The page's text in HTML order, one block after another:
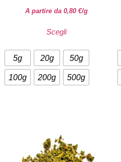
A partire da 0,80 €/g
Scegli
5g 20g 50g
100g 200g 500g